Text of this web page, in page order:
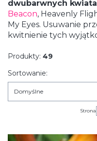
dwubarwnych
Beacon, Heavenly
My Eyes. Usuwanie
kwitnienie tych
Produkty: 49
Lista produktów
Sortowanie:
Domyślne
Strona